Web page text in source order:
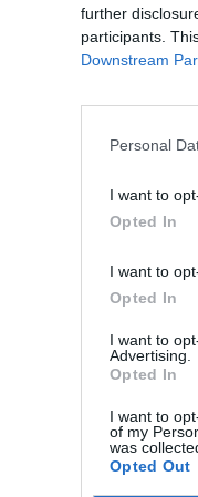
further
participants.
Downstream
Personal
I want to
Opted In
I want to
Opted In
I want to
Advertising.
Opted In
I want to
of my
was
Opted Out